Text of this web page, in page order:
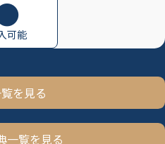
可能
を見る
一覧を見る